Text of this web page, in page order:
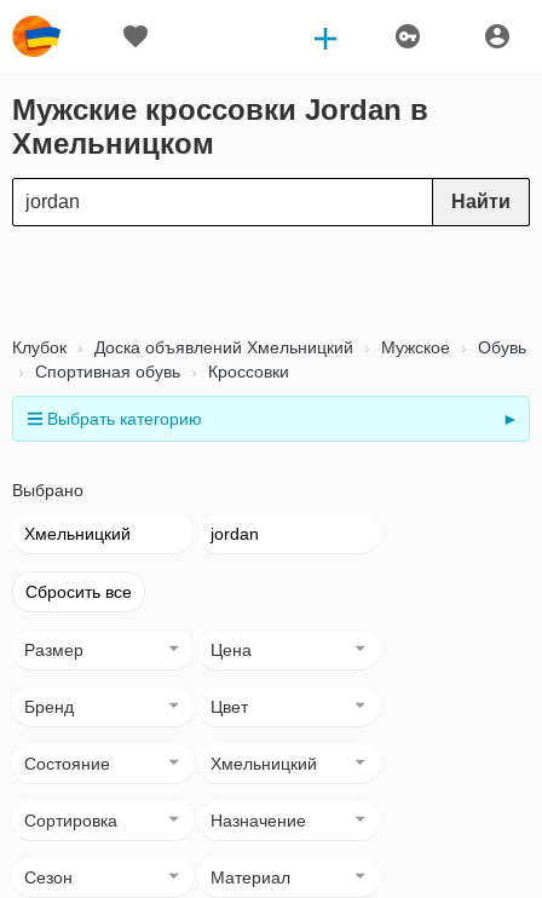
Мужские кроссовки Jordan в
Хмельницком
Найти
Клубок Доска объявлений Хмельницкий Мужское
Обувь
Спортивная обувь
Кроссовки
Выбрать категорию ►
Выбрано
Хмельницкий jordan
Сбросить все
Размер Цена
Бренд Цвет
Состояние Хмельницкий
Сортировка Назначение
Сезон Материал